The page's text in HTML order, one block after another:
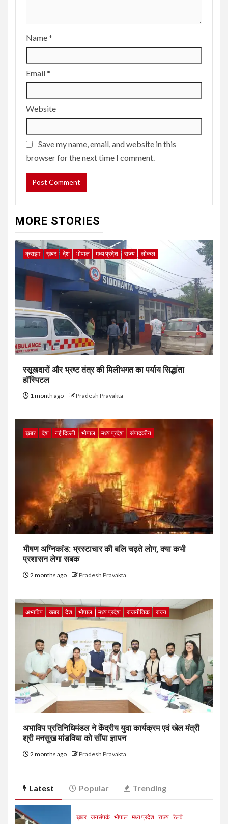
Name*
Email*
Website
Save my name, email, and website in this
browser for the next time I comment.
MORE STORIES
क्राइम ख़बर देश भोपाल मध्य प्रदेश राज्य लोकल
रसूखदारों और भ्रष्ट तंत्र की मिलीभगत का पर्याय सिद्धांता
हॉस्पिटल
1 month ago Pradesh Pravakta
ख़बर देश नई दिल्ली भोपाल मध्य प्रदेश संपादकीय
भीषण अग्निकांड: भ्रस्टाचार की बलि चढ़ते लोग, क्या कभी
प्रशासन लेगा सबक
2 months ago Pradesh Pravakta
अभाविप ख़बर देश भोपाल मध्य प्रदेश राजनीतिक राज्य
अभाविप प्रतिनिधिमंडल ने केंद्रीय युवा कार्यक्रम एवं खेल मंत्री
श्री मनसुख मांडविया को सौंपा ज्ञापन
2 months ago Pradesh Pravakta
Latest Popular Trending
ख़बर जनसंपर्क भोपाल मध्य प्रदेश राज्य रेलवे